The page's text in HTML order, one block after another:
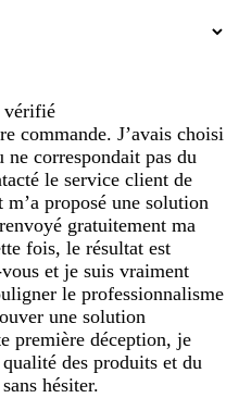
vérifié
commande. J’avais choisi
correspondait pas du
le service client de
proposé une solution
gratuitement ma
fois, le résultat est
et je suis vraiment
le professionnalisme
une solution
première déception, je
des produits et du
hésiter.